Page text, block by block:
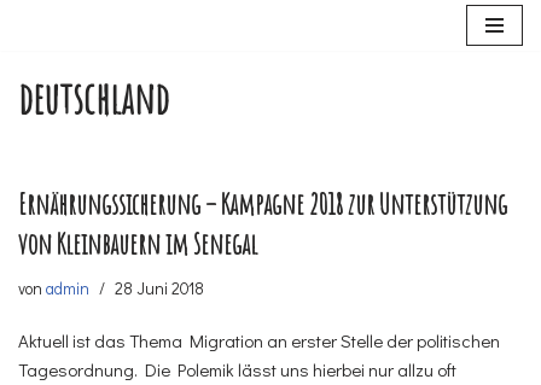
Inhalt
deutschland
Ernährungssicherung – Kampagne 2018 zur Unterstützung
von Kleinbauern im Senegal
von admin 28 Juni 2018
Aktuell ist das Thema Migration an erster Stelle der politischen
Tagesordnung. Die Polemik lässt uns hierbei nur allzu oft